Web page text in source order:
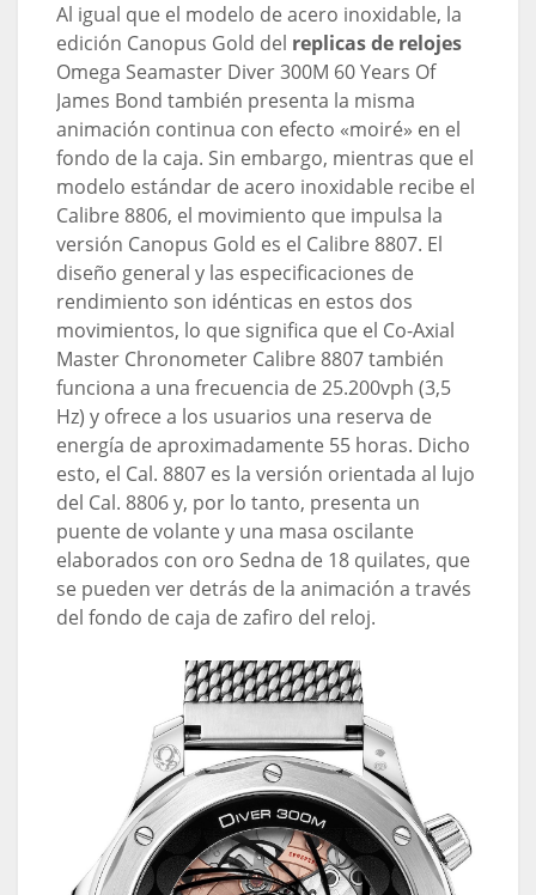
Al igual que el modelo de acero inoxidable, la
edición Canopus Gold del replicas de relojes
Omega Seamaster Diver 300M 60 Years Of
James Bond también presenta la misma
animación continua con efecto «moiré» en el
fondo de la caja. Sin embargo, mientras que el
modelo estándar de acero inoxidable recibe el
Calibre 8806, el movimiento que impulsa la
versión Canopus Gold es el Calibre 8807. El
diseño general y las especificaciones de
rendimiento son idénticas en estos dos
movimientos, lo que significa que el Co-Axial
Master Chronometer Calibre 8807 también
funciona a una frecuencia de 25.200vph (3,5
Hz) y ofrece a los usuarios una reserva de
energía de aproximadamente 55 horas. Dicho
esto, el Cal. 8807 es la versión orientada al lujo
del Cal. 8806 y, por lo tanto, presenta un
puente de volante y una masa oscilante
elaborados con oro Sedna de 18 quilates, que
se pueden ver detrás de la animación a través
del fondo de caja de zafiro del reloj.